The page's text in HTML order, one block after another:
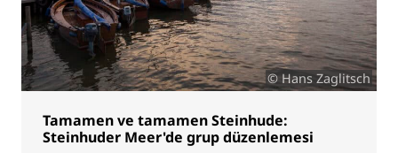
© Hans Zaglitsch
Tamamen ve tamamen Steinhude:
Steinhuder Meer'de grup düzenlemesi